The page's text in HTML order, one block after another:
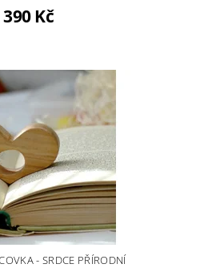
390 Kč
- SRDCE PŘÍRODNÍ